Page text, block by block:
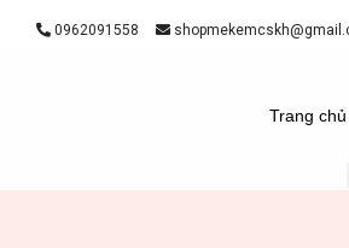
0962091558
Trang chủ